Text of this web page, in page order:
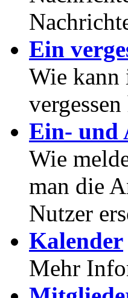
Ein
Wie kann
vergessen
Ein- und
Wie
man die
Nutzer
Kalender
Mehr